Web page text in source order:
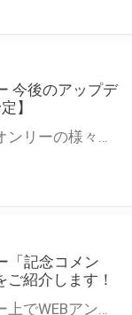
今後のアップデ
】
とらのあなでは、WEBオンリーの様々な支援を実施しています。 今回は2021年9月に実装を予定しているアップデート情報についてご紹介いたします。 とらのあなWEBオンリーサイトはこちら
「記念コメン
ご紹介します！
とらのあなWEBオンリー上でWEBアンソロジーが作成できる「記念コメント」について、その使い方や作成手順を解説します！ 支援タイプを「サークル参加型」「サークル参加型・マルシェ(イベント会場)機能付き」でお申し込みいただいている主催者様はぜひご活用ください♪ とらのあなWEBオンリーサイトはこちら